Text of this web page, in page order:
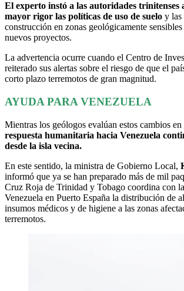
El experto instó a las autoridades trinitenses
mayor rigor las políticas de uso de suelo y las
construcción en zonas geológicamente
nuevos proyectos.
La advertencia ocurre cuando el Centro de
reiterado sus alertas sobre el riesgo de que el
corto plazo terremotos de gran magnitud.
AYUDA PARA VENEZUELA
Mientras los geólogos evalúan estos cambios en
respuesta humanitaria hacia Venezuela
desde la isla vecina.
En este sentido, la ministra de Gobierno Local,
informó que ya se han preparado más de mil
Cruz Roja de Trinidad y Tobago coordina con
Venezuela en Puerto España la distribución de
insumos médicos y de higiene a las zonas
terremotos.